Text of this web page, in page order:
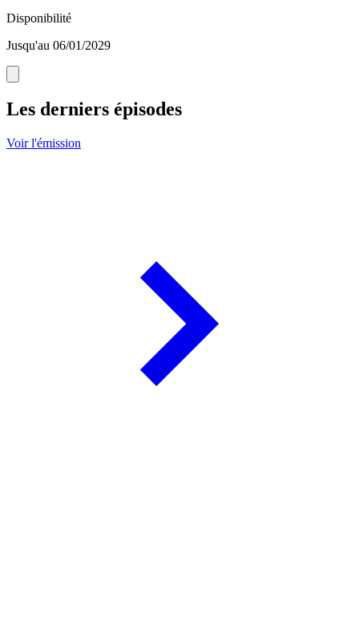
Disponibilité
Jusqu'au 06/01/2029
Les derniers épisodes
Voir l'émission